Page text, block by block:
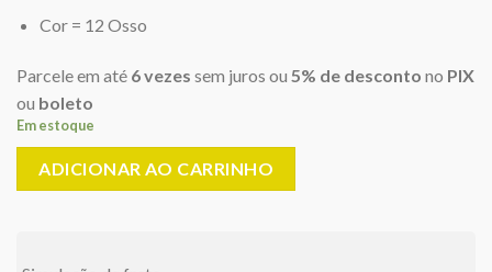
Cor = 12 Osso
Parcele em até 6 vezes sem juros ou 5% de desconto no PIX
ou boleto
Em estoque
ADICIONAR AO CARRINHO